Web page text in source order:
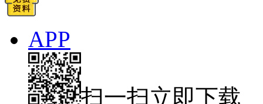
APP
扫一扫立即下载